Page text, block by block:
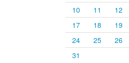
10
11 12
17
18 19
24
25 26
31